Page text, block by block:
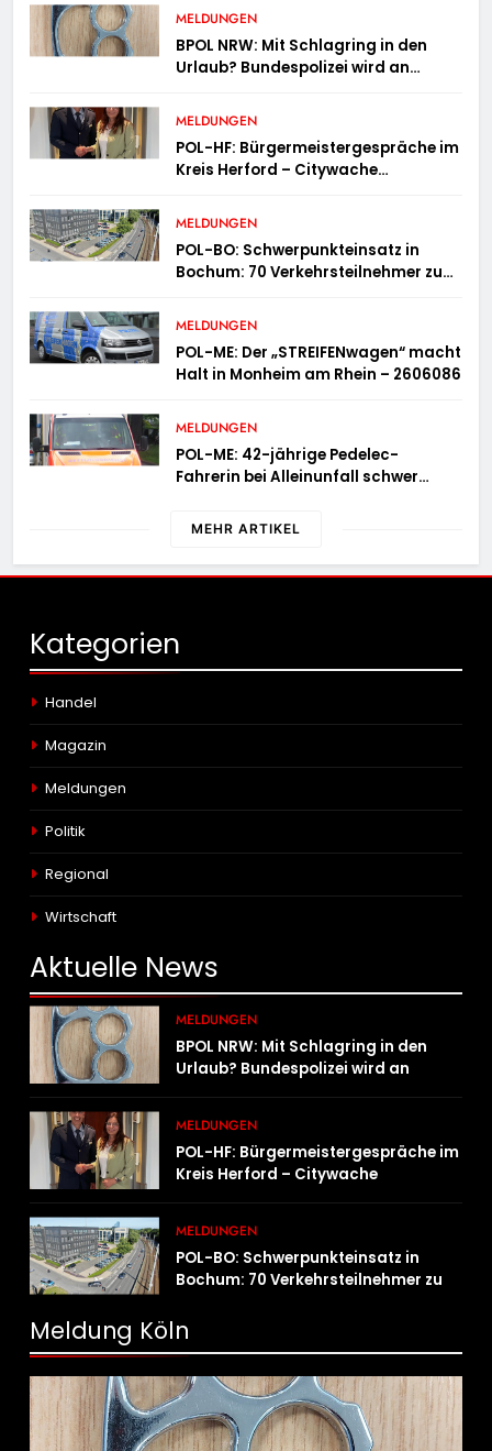
MELDUNGEN
BPOL NRW: Mit Schlagring in den
Urlaub? Bundespolizei wird an
MELDUNGEN
POL-HF: Bürgermeistergespräche im
Kreis Herford – Citywache
Zusammenarbeit in Herford
MELDUNGEN
POL-BO: Schwerpunkteinsatz in
Bochum: 70 Verkehrsteilnehmer zu
MELDUNGEN
POL-ME: Der „STREIFENwagen“ macht
Halt in Monheim am Rhein – 2606086
MELDUNGEN
POL-ME: 42-jährige Pedelec-
Fahrerin bei Alleinunfall schwer
MEHR ARTIKEL
Kategorien
Handel
Magazin
Meldungen
Politik
Regional
Wirtschaft
Aktuelle News
MELDUNGEN
BPOL NRW: Mit Schlagring in den
Urlaub? Bundespolizei wird an
MELDUNGEN
POL-HF: Bürgermeistergespräche im
Kreis Herford – Citywache
MELDUNGEN
POL-BO: Schwerpunkteinsatz in
Bochum: 70 Verkehrsteilnehmer zu
Meldung Köln